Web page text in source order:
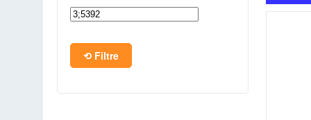
Tablettes
Filtre